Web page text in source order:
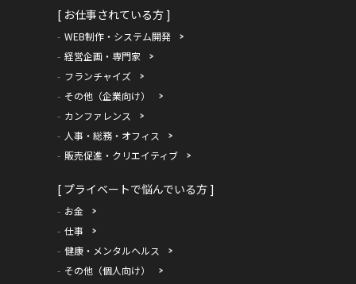
[ お仕事されている方 ]
WEB制作・システム開発
経営企画・専門家
フランチャイズ
その他（企業向け）
カンファレンス
人事・総務・オフィス
販売促進・クリエイティブ
[ プライベートで悩んでいる方 ]
お金
仕事
健康・メンタルヘルス
その他（個人向け）